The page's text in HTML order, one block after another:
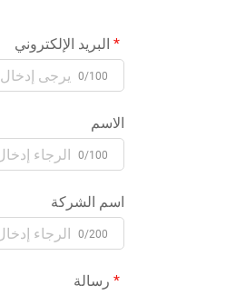
البريد الإلكتروني
0/100
الاسم
0/100
اسم الشركة
0/200
رسالة